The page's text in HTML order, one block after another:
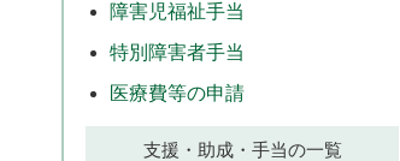
障害児福祉手当
特別障害者手当
医療費等の申請
支援・助成・手当の一覧